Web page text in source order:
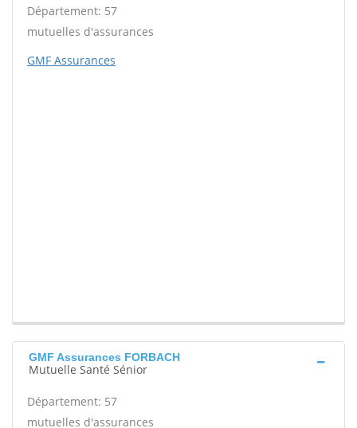
Département: 57
mutuelles d'assurances
GMF Assurances
GMF Assurances FORBACH
Mutuelle Santé Sénior
Département: 57
mutuelles d'assurances